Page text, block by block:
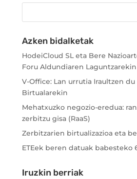
Azken bidalketak
HodeiCloud SL eta Bere
Foru Aldundiaren Laguntzarekin
V-Office: Lan urrutia Iraultzen
Birtualarekin
Mehatxuzko negozio-eredua:
zerbitzu gisa (RaaS)
Zerbitzarien birtualizazioa eta
ETEek beren datuak babesteko
Iruzkin berriak